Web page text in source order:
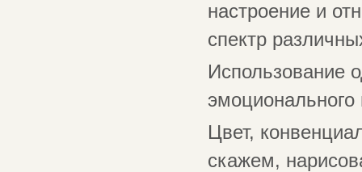
настроение и
спектр
Использование
Цвет,
скажем,